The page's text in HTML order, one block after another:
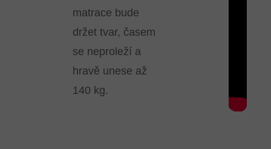
matrace bude
držet tvar, časem
se neproleží a
hravě unese až
140 kg.